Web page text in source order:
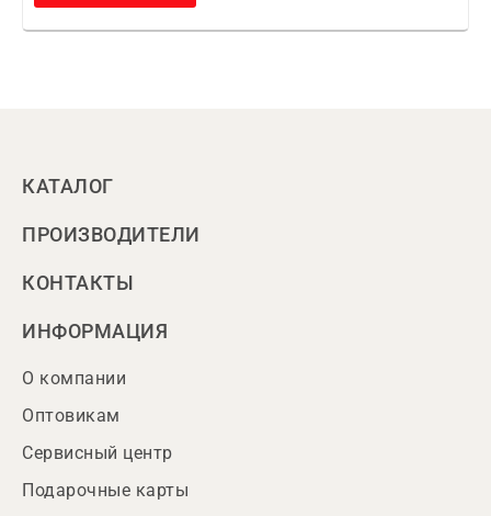
КАТАЛОГ
ПРОИЗВОДИТЕЛИ
КОНТАКТЫ
ИНФОРМАЦИЯ
О компании
Оптовикам
Сервисный центр
Подарочные карты